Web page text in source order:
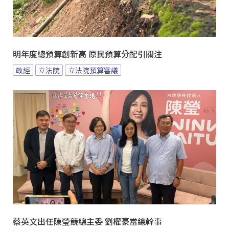
明年度總預算創新高 原民預算分配引關注
政經 立法院 立法院預算審議
蔡英文出任陳瑩競總主委 劉櫂豪當總幹事